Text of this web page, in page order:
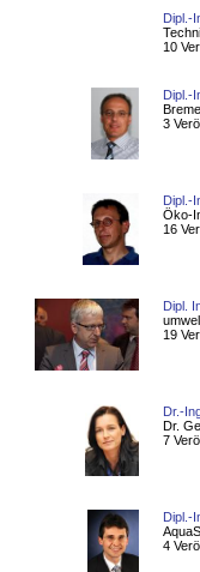
Dipl.-
10
Dipl.-
3
Dipl.-
Öko-
16
Dipl.
19
Dr.-
Dr.
7
Dipl.-
4